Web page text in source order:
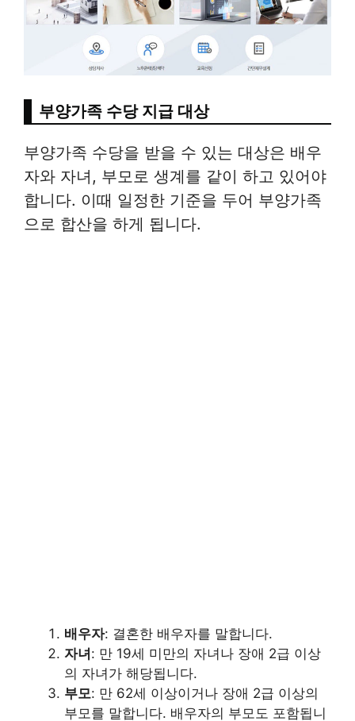
부양가족 수당 지급 대상
부양가족 수당을 받을 수 있는 대상은 배우
자와 자녀, 부모로 생계를 같이 하고 있어야
합니다. 이때 일정한 기준을 두어 부양가족
으로 합산을 하게 됩니다.
배우자: 결혼한 배우자를 말합니다.
자녀 : 만 19세 미만의 자녀나 장애 2급 이상
의 자녀가 해당됩니다.
부모: 만 62세 이상이거나 장애 2급 이상의
부모를 말합니다. 배우자의 부모도 포함됩니